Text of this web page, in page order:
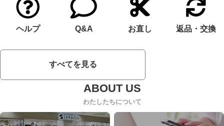
ヘルプ Q&A お直し 返品・交換
すべてを見る
わたしたちについて